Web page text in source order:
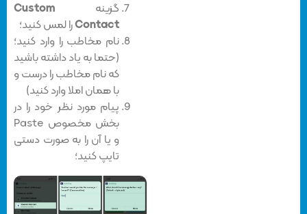
گزینه‌
Custom
Contactرا لمس کنید؛
نام مخاطب را وارد کنید؛
(حتما به یاد داشته باشید
که نام مخاطب را درست و
با همان املا وارد کنید)
پیام مورد نظر خود را در
بخش مخصوص Paste
و یا آن را به صورت دستی
تایپ کنید؛